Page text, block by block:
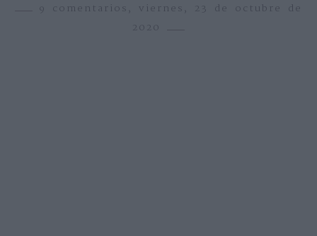
9 comentarios, viernes, 23 de octubre de
2020